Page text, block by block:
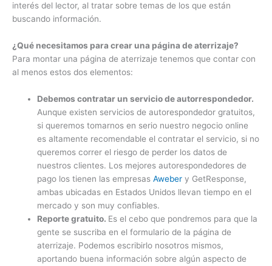
interés del lector, al tratar sobre temas de los que están
buscando información.
¿Qué necesitamos para crear una página de aterrizaje?
Para montar una página de aterrizaje tenemos que contar con
al menos estos dos elementos:
Debemos contratar un servicio de autorrespondedor.
Aunque existen servicios de autorespondedor gratuitos,
si queremos tomarnos en serio nuestro negocio online
es altamente recomendable el contratar el servicio, si no
queremos correr el riesgo de perder los datos de
nuestros clientes. Los mejores autorespondedores de
pago los tienen las empresasAweber y GetResponse,
ambas ubicadas en Estados Unidos llevan tiempo en el
mercado y son muy confiables.
Reporte gratuito. Es el cebo que pondremos para que la
gente se suscriba en el formulario de la página de
aterrizaje. Podemos escribirlo nosotros mismos,
aportando buena información sobre algún aspecto de